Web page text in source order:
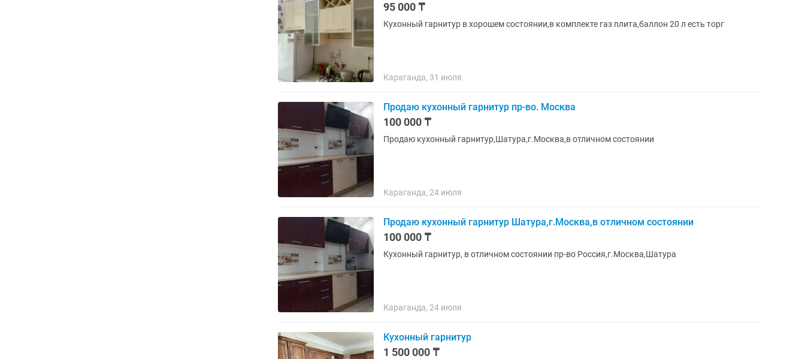
95 000 ₸
Кухонный гарнитур в хорошем состоянии,в комплекте газ плита,баллон 20 л есть торг
Караганда, 31 июля
Продаю кухонный гарнитур пр-во. Москва
100 000 ₸
Продаю кухонный гарнитур,Шатура,г.Москва,в отличном состоянии
Караганда, 24 июля
Продаю кухонный гарнитур Шатура,г.Москва,в отличном состоянии
100 000 ₸
Кухонный гарнитур, в отличном состоянии пр-во Россия,г.Москва,Шатура
Караганда, 24 июля
Кухонный гарнитур
1 500 000 ₸